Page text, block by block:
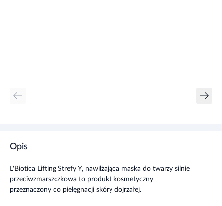
Opis
L'Biotica Lifting Strefy Y, nawilżająca maska do twarzy silnie
przeciwzmarszczkowa to produkt kosmetyczny
przeznaczony do pielęgnacji skóry dojrzałej.